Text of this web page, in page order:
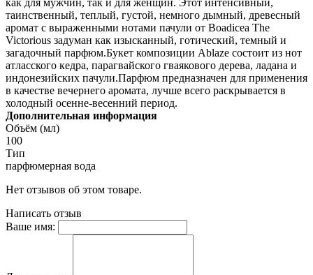
таинственный, теплый, густой, немного дымный, древесный
аромат с выраженными нотами пачули от Boadicea The
Victorious задуман как изысканный, готический, темный и
загадочный парфюм.Букет композиции Ablaze состоит из нот
атласского кедра, парагвайского гваякового дерева, ладана и
индонезийских пачули.Парфюм предназначен для применения
в качестве вечернего аромата, лучше всего раскрывается в
холодный осенне-весенний период.
Дополнительная информация
Объём (мл)
100
Тип
парфюмерная вода
Нет отзывов об этом товаре.
Написать отзыв
Ваше имя: